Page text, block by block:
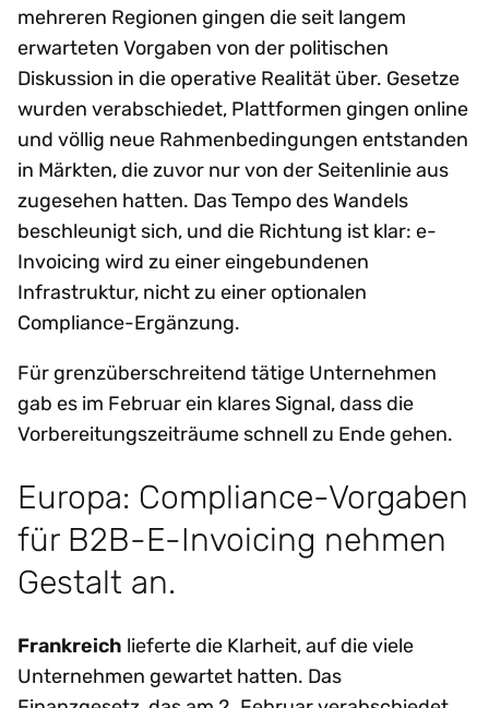
mehreren Regionen gingen die seit langem
erwarteten Vorgaben von der politischen
Diskussion in die operative Realität über. Gesetze
wurden verabschiedet, Plattformen gingen online
und völlig neue Rahmenbedingungen entstanden
in Märkten, die zuvor nur von der Seitenlinie aus
zugesehen hatten. Das Tempo des Wandels
beschleunigt sich, und die Richtung ist klar: e-
Invoicing wird zu einer eingebundenen
Infrastruktur, nicht zu einer optionalen
Compliance-Ergänzung.
Für grenzüberschreitend tätige Unternehmen
gab es im Februar ein klares Signal, dass die
Vorbereitungszeiträume schnell zu Ende gehen.
Europa: Compliance-Vorgaben
für B2B-E-Invoicing nehmen
Gestalt an.
Frankreich lieferte die Klarheit, auf die viele
Unternehmen gewartet hatten. Das